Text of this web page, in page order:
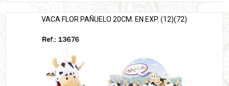
VACA FLOR PAÑUELO 20CM. EN EXP. (12)(72)